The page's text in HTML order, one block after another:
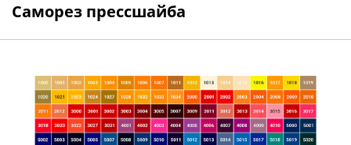
Саморез прессшайба